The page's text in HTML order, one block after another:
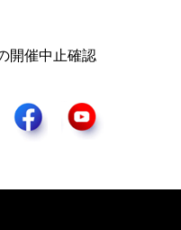
開催中止確認